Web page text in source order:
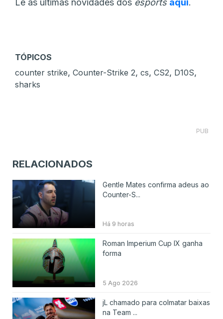
Lê as últimas novidades dos esports aqui.
TÓPICOS
counter strike, Counter-Strike 2, cs, CS2, D10S,
sharks
PUB
RELACIONADOS
Gentle Mates confirma adeus ao
Counter-S...
Há 9 horas
Roman Imperium Cup IX ganha
forma
5 Ago 2026
jL chamado para colmatar baixas
na Team ...